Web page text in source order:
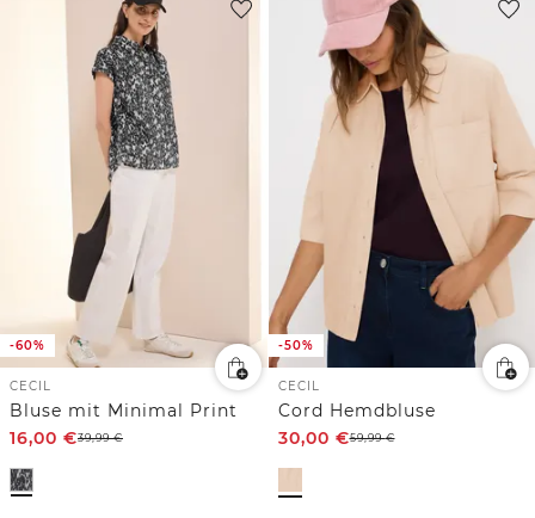
-60%
CECIL
Bluse mit Minimal Print
16,00 €39,99€
-50%
CECIL
Cord Hemdbluse
30,00 €59,99€